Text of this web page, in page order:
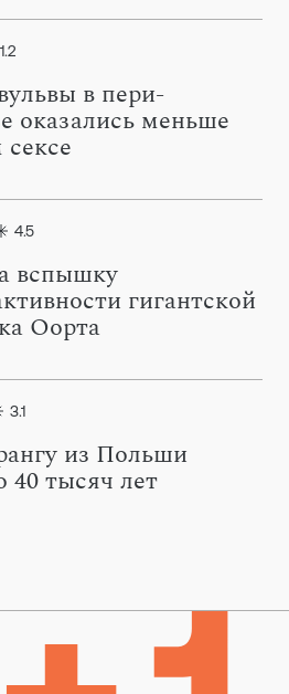
1.2
в пери-
оказались меньше
4.5
вспышку
гигантской
Оорта
3.1
из Польши
40 тысяч лет